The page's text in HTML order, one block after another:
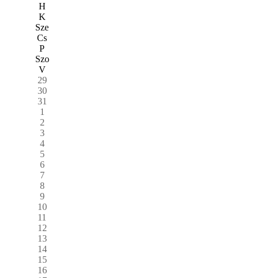
H
K
Sze
Cs
P
Szo
V
29
30
31
1
2
3
4
5
6
7
8
9
10
11
12
13
14
15
16